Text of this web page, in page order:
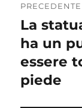
articoli
PRECEDENTE
Articolo
precedente:
La
ha un
essere
piede